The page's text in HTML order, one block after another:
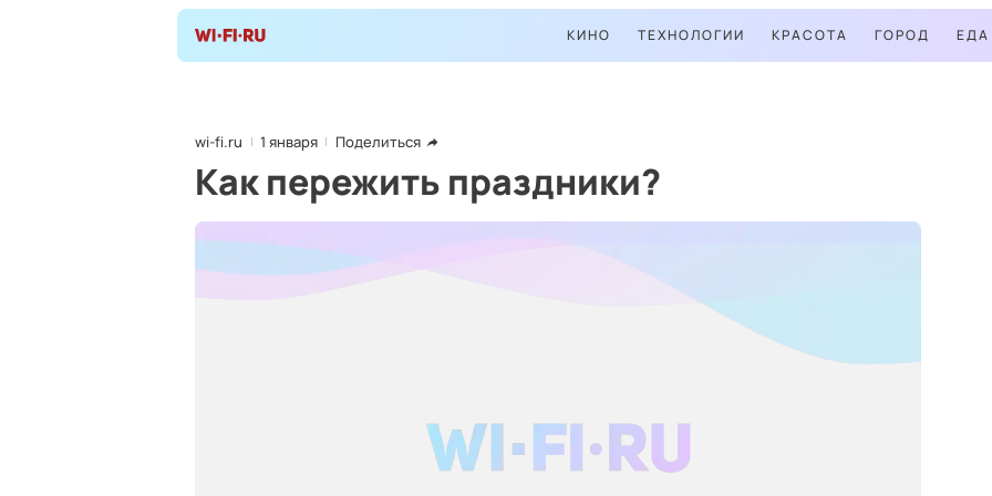
КИНО ТЕХНОЛОГИИ КРАСОТА ГОРОД ЕДА
wi-fi.ru 1 января Поделиться
Как пережить праздники?